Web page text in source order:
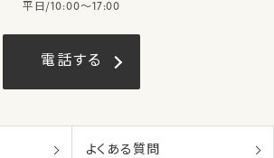
平日/10:00〜17:00
電話する
よくある質問